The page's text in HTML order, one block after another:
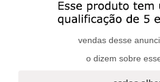
podem
ser
vendas desse
o dizem sobre